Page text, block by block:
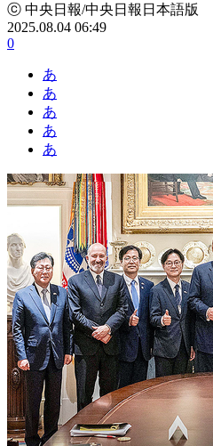
ⓒ 中央日報/中央日報日本語版
2025.08.04 06:49
0
あ
あ
あ
あ
あ